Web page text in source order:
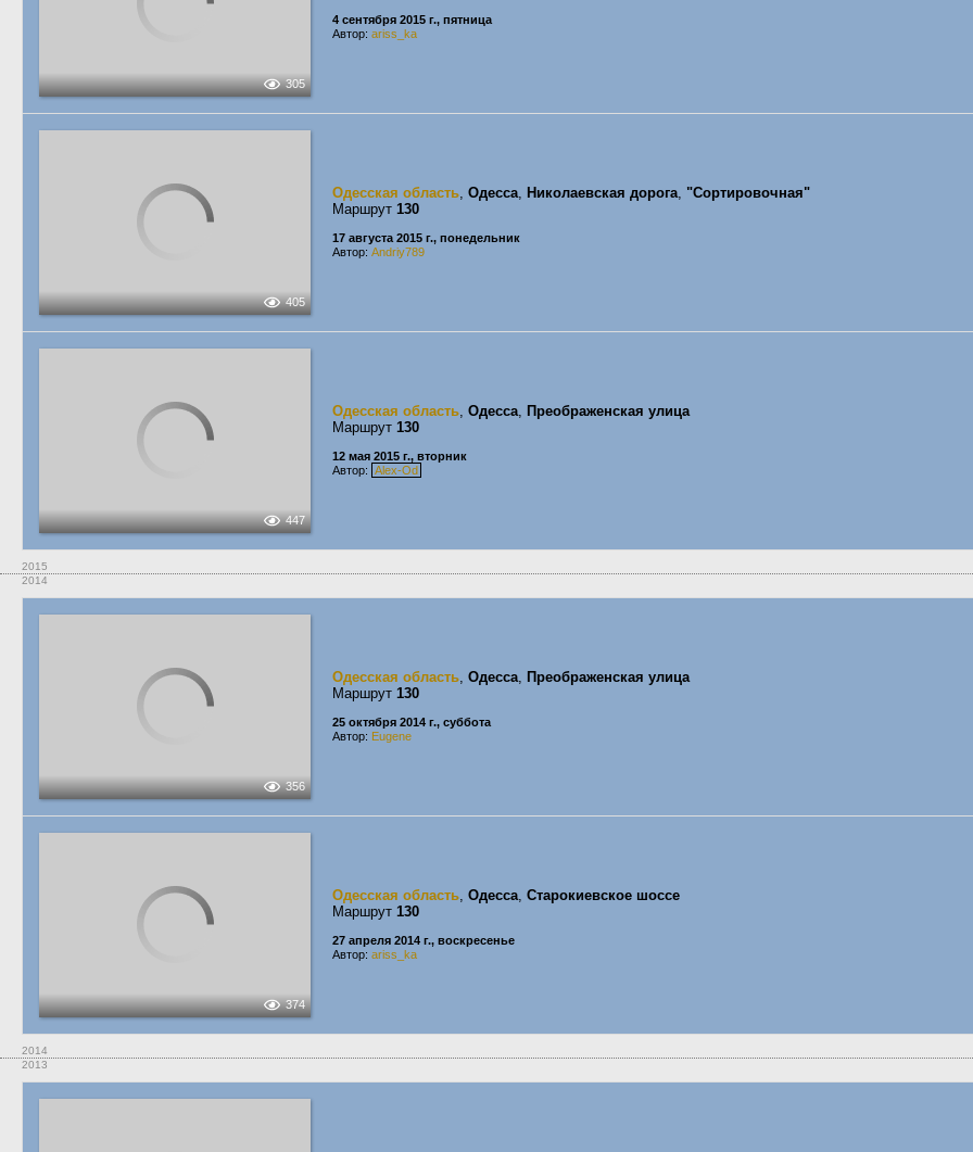
305
4 сентября 2015 г., пятница
Автор: ariss_ka
405
Одесская область, Одесса, Николаевская дорога, "Сортировочная"
Маршрут 130
17 августа 2015 г., понедельник
Автор: Andriy789
447
Одесская область, Одесса, Преображенская улица
Маршрут 130
12 мая 2015 г., вторник
Автор: Alex-Od
2015
2014
356
Одесская область, Одесса, Преображенская улица
Маршрут 130
25 октября 2014 г., суббота
Автор: Eugene
374
Одесская область, Одесса, Старокиевское шоссе
Маршрут 130
27 апреля 2014 г., воскресенье
Автор: ariss_ka
2014
2013